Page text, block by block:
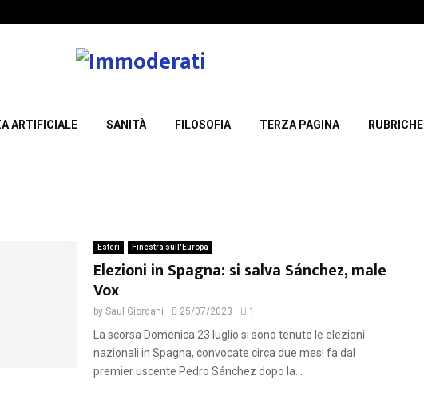
ARTIFICIALE SANITÀ FILOSOFIA TERZA PAGINA RUBRICHE
Esteri Finestra sull'Europa
Elezioni in Spagna: si salva Sánchez, male
Vox
by Saul Giordani 25/07/2023 1
La scorsa Domenica 23 luglio si sono tenute le elezioni
nazionali in Spagna, convocate circa due mesi fa dal
premier uscente Pedro Sánchez dopo la...